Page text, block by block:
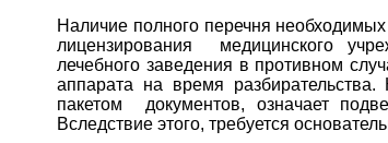
Наличие полного перечня
лицензирования медицинского
лечебного заведения в противном
аппарата на время
пакетом документов, означает
Вследствие этого, требуется